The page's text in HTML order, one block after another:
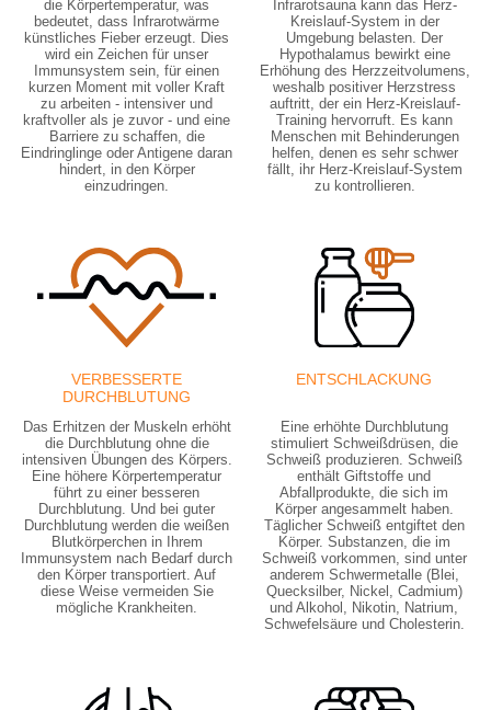
die Körpertemperatur, was
bedeutet, dass Infrarotwärme
künstliches Fieber erzeugt. Dies
wird ein Zeichen für unser
Immunsystem sein, für einen
kurzen Moment mit voller Kraft
zu arbeiten - intensiver und
kraftvoller als je zuvor - und eine
Barriere zu schaffen, die
Eindringlinge oder Antigene daran
hindert, in den Körper
einzudringen.
Infrarotsauna kann das Herz-
Kreislauf-System in der
Umgebung belasten. Der
Hypothalamus bewirkt eine
Erhöhung des Herzzeitvolumens,
weshalb positiver Herzstress
auftritt, der ein Herz-Kreislauf-
Training hervorruft. Es kann
Menschen mit Behinderungen
helfen, denen es sehr schwer
fällt, ihr Herz-Kreislauf-System
zu kontrollieren.
VERBESSERTE
DURCHBLUTUNG
Das Erhitzen der Muskeln erhöht
die Durchblutung ohne die
intensiven Übungen des Körpers.
Eine höhere Körpertemperatur
führt zu einer besseren
Durchblutung. Und bei guter
Durchblutung werden die weißen
Blutkörperchen in Ihrem
Immunsystem nach Bedarf durch
den Körper transportiert. Auf
diese Weise vermeiden Sie
mögliche Krankheiten.
ENTSCHLACKUNG
Eine erhöhte Durchblutung
stimuliert Schweißdrüsen, die
Schweiß produzieren. Schweiß
enthält Giftstoffe und
Abfallprodukte, die sich im
Körper angesammelt haben.
Täglicher Schweiß entgiftet den
Körper. Substanzen, die im
Schweiß vorkommen, sind unter
anderem Schwermetalle (Blei,
Quecksilber, Nickel, Cadmium)
und Alkohol, Nikotin, Natrium,
Schwefelsäure und Cholesterin.